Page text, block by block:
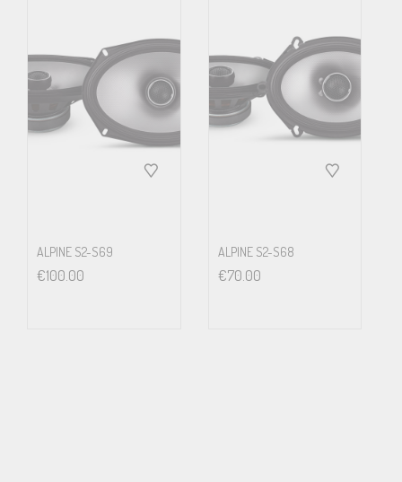
ALPINE S2-S69
€100.00
ALPINE S2-S68
€70.00